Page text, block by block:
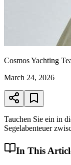
Cosmos Yachting
March 24, 2026
Tauchen Sie ein in
Segelabenteuer
In This